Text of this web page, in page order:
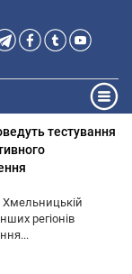
тестування
Хмельницькій
регіонів